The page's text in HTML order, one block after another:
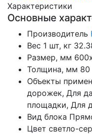
Характеристики
Основные
Производитель
Вес 1 шт, кг
Размер, мм
Толщина, мм 80
Объекты
дорожек, Для
площадки, Для
Вид блока
Цвет светло-